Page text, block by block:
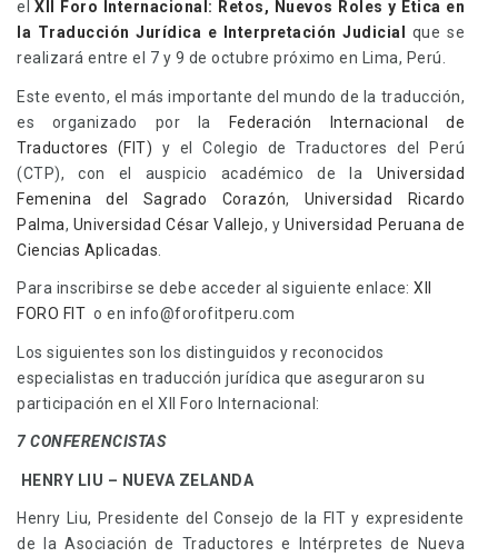
elXII Foro Internacional: Retos, Nuevos Roles y Ética en
la Traducción Jurídica e Interpretación Judicial
que se
realizará entre el 7 y 9 de octubre próximo en Lima, Perú.
Este evento, el más importante del mundo de la traducción,
es organizado por la
Federación Internacional de
Traductores (FIT) y el Colegio de Traductores del Perú
(CTP), con el auspicio académico de la Universidad
Femenina del Sagrado Corazón, Universidad Ricardo
Palma, Universidad César Vallejo, yUniversidad Peruana de
Ciencias Aplicadas
Para inscribirse se debe acceder al siguiente enlace: XII
FORO FIT o en info@forofitperu.com
Los siguientes son los distinguidos y reconocidos
especialistas en traducción jurídica que aseguraron su
participación en el XII Foro Internacional:
7 CONFERENCISTAS
HENRY LIU – NUEVA ZELANDA
Henry Liu, Presidente del Consejo de la FIT y expresidente
de la Asociación de Traductores e Intérpretes de Nueva